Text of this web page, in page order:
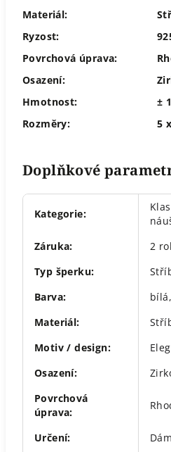
Materiál:
Ryzost:
Povrchová úprava:
Osazení:
Hmotnost:
±
Rozměry:
5
Doplňkové
Kategorie:
Záruka:
2
Typ šperku:
Barva: bílá
Materiál:
Motiv / design:
Osazení:
Povrchová
úprava:
Určení: